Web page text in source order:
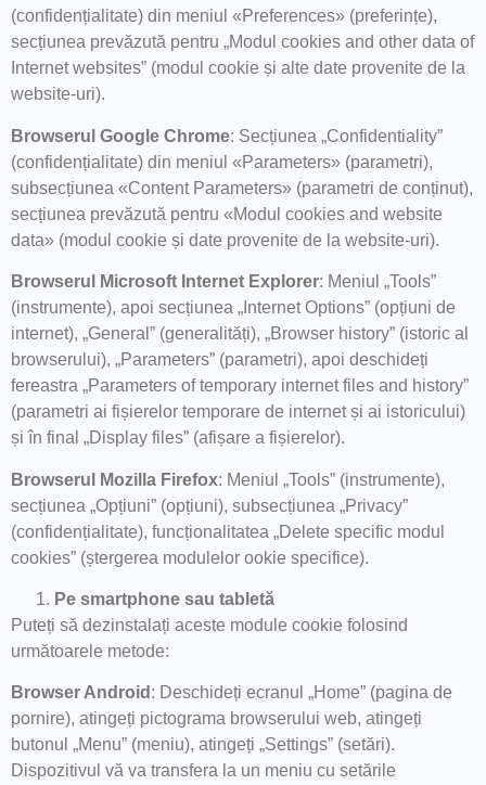
(confidențialitate) din meniul «Preferences» (preferințe),
secțiunea prevăzută pentru „Modul cookies and other data of
Internet websites” (modul cookie și alte date provenite de la
website-uri).
Browserul Google Chrome: Secțiunea „Confidentiality”
(confidențialitate) din meniul «Parameters» (parametri),
subsecțiunea «Content Parameters» (parametri de conținut),
secțiunea prevăzută pentru «Modul cookies and website
data» (modul cookie și date provenite de la website-uri).
Browserul Microsoft Internet Explorer: Meniul „Tools”
(instrumente), apoi secțiunea „Internet Options” (opțiuni de
internet), „General” (generalități), „Browser history” (istoric al
browserului), „Parameters” (parametri), apoi deschideți
fereastra „Parameters of temporary internet files and history”
(parametri ai fișierelor temporare de internet și ai istoricului)
și în final „Display files” (afișare a fișierelor).
Browserul Mozilla Firefox: Meniul „Tools” (instrumente),
secțiunea „Opțiuni” (opțiuni), subsecțiunea „Privacy”
(confidențialitate), funcționalitatea „Delete specific modul
cookies” (ștergerea modulelor ookie specifice).
Pe smartphone sau tabletă
Puteți să dezinstalați aceste module cookie folosind
următoarele metode:
Browser Android : Deschideți ecranul „Home” (pagina de
pornire), atingeți pictograma browserului web, atingeți
butonul „Menu” (meniu), atingeți „Settings” (setări).
Dispozitivul vă va transfera la un meniu cu setările